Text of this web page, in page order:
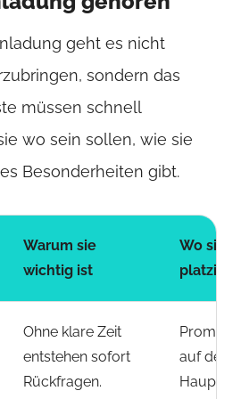
geht es nicht
sondern das
müssen schnell
wo sein sollen, wie sie
Besonderheiten gibt.
Warum sie
wichtig ist
Wo sie
platziert
Ohne klare Zeit
entstehen sofort
Rückfragen.
auf der